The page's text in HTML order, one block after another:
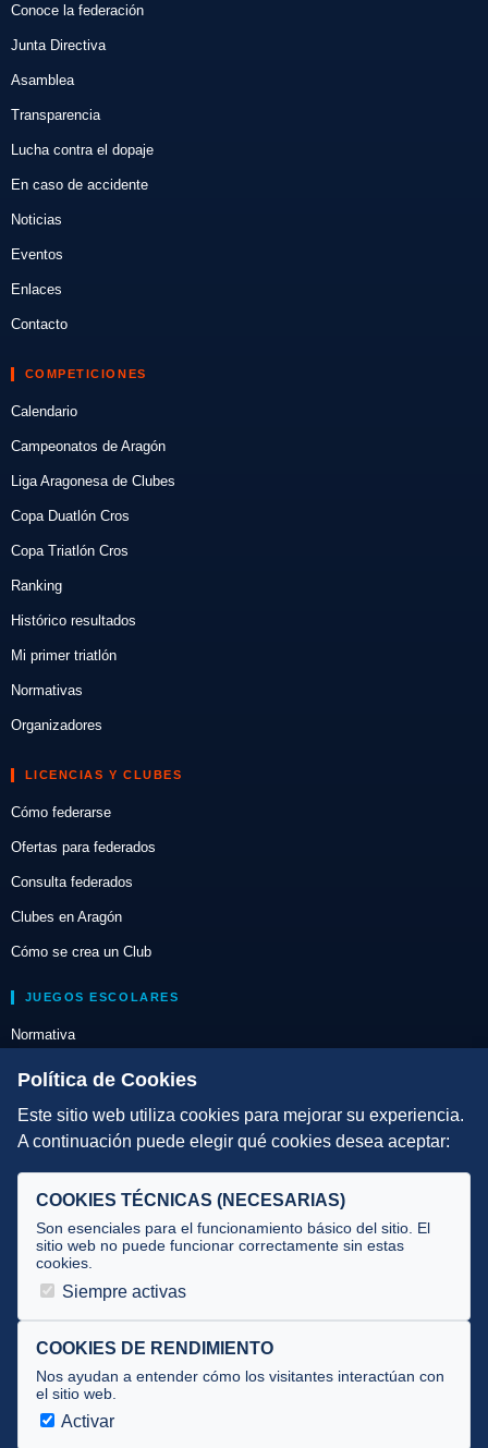
Conoce la federación
Junta Directiva
Asamblea
Transparencia
Lucha contra el dopaje
En caso de accidente
Noticias
Eventos
Enlaces
Contacto
COMPETICIONES
Calendario
Campeonatos de Aragón
Liga Aragonesa de Clubes
Copa Duatlón Cros
Copa Triatlón Cros
Ranking
Histórico resultados
Mi primer triatlón
Normativas
Organizadores
LICENCIAS Y CLUBES
Cómo federarse
Ofertas para federados
Consulta federados
Clubes en Aragón
Cómo se crea un Club
JUEGOS ESCOLARES
Normativa
Escuelas de Triatlón
DIRECCIÓN TÉCNICA
Selecciones
Tecnificación
JUECES Y OFICIALES
Documentos
Cursos
Circulares oficiales
Política de Cookies
Este sitio web utiliza cookies para mejorar su experiencia.
A continuación puede elegir qué cookies desea aceptar:
COOKIES TÉCNICAS (NECESARIAS)
Son esenciales para el funcionamiento básico del sitio. El
sitio web no puede funcionar correctamente sin estas
cookies.
Siempre activas
COOKIES DE RENDIMIENTO
Nos ayudan a entender cómo los visitantes interactúan con
el sitio web.
Activar